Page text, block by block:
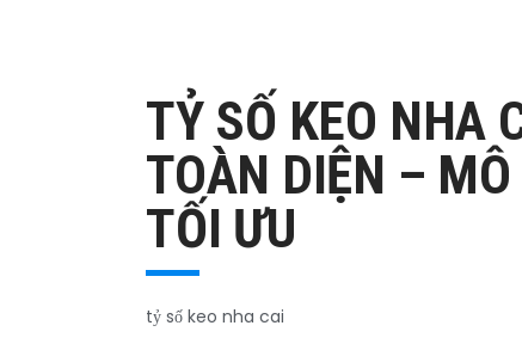
TỶ SỐ KEO NHA
TOÀN DIỆN –
TỐI ƯU
tỷ số keo nha cai